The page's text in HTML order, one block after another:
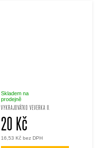
VYKRAJOVÁTKO VEVERKA II.
Skladem na
prodejně
16,53 Kč bez DPH
20 Kč